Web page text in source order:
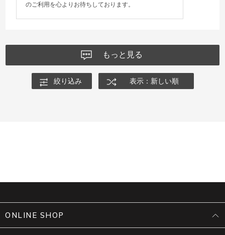
のご利用を心よりお待ちしております。
もっと見る
絞り込み 表示：新しい順
ONLINE SHOP